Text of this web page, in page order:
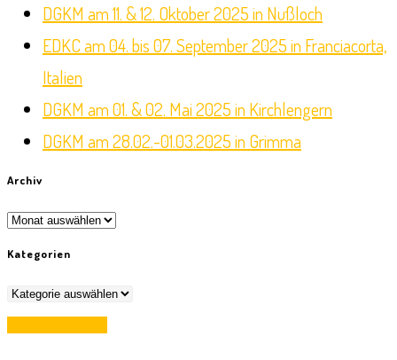
search
DGKM am 11. & 12. Oktober 2025 in Nußloch
EDKC am 04. bis 07. September 2025 in Franciacorta,
Italien
DGKM am 01. & 02. Mai 2025 in Kirchlengern
DGKM am 28.02.-01.03.2025 in Grimma
Archiv
Archiv
Kategorien
Kategorien
Opens